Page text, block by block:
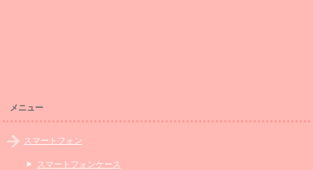
メニュー
スマートフォン
スマートフォンケース